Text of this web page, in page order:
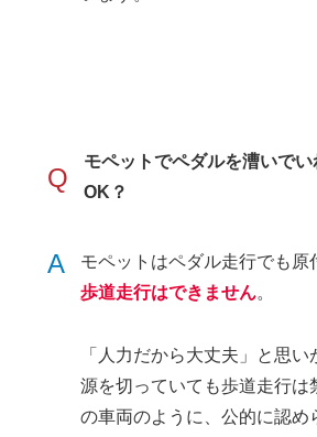
Q
モペットでペダルを漕いで
OK？
A
モペットはペダル走行でも原
歩道走行はできません。
「人力だから大丈夫」と思
源を切っていても歩道走行は
の車両のように、公的に認め